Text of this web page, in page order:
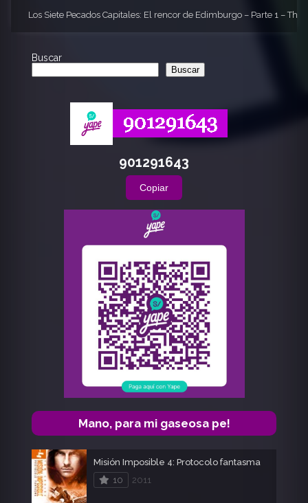
Los Siete Pecados Capitales: El rencor de Edimburgo – Parte 1 –
Buscar
Buscar
901291643
Copiar
Mano, para mi gaseosa pe!
Misión Imposible 4: Protocolo fantasma
10
2011